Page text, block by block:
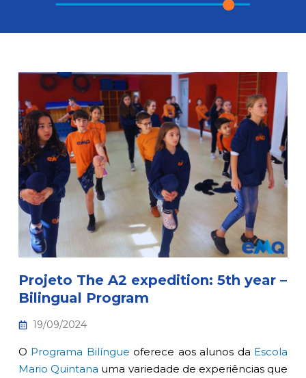
Projeto The A2 expedition: 5th year –
Bilingual Program
19/09/2024
O Programa Bilíngue oferece aos alunos da Escola
Mario Quintana uma variedade de experiências que